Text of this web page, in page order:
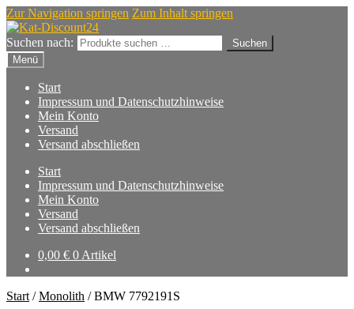
Zur Navigation springen Zum Inhalt springen
Suchen nach:
Suchen
Menü
Start
Impressum und Datenschutzhinweise
Mein Konto
Versand
Versand abschließen
Start
Impressum und Datenschutzhinweise
Mein Konto
Versand
Versand abschließen
0,00 € 0 Artikel
Start /Monolith /BMW 7792191S